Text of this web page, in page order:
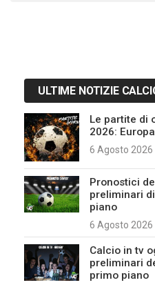
ULTIME NOTIZIE
Le partite di
2026:
6 Agosto 2026
Pronostici
preliminari
piano
6 Agosto 2026
Calcio in tv
preliminari
primo piano